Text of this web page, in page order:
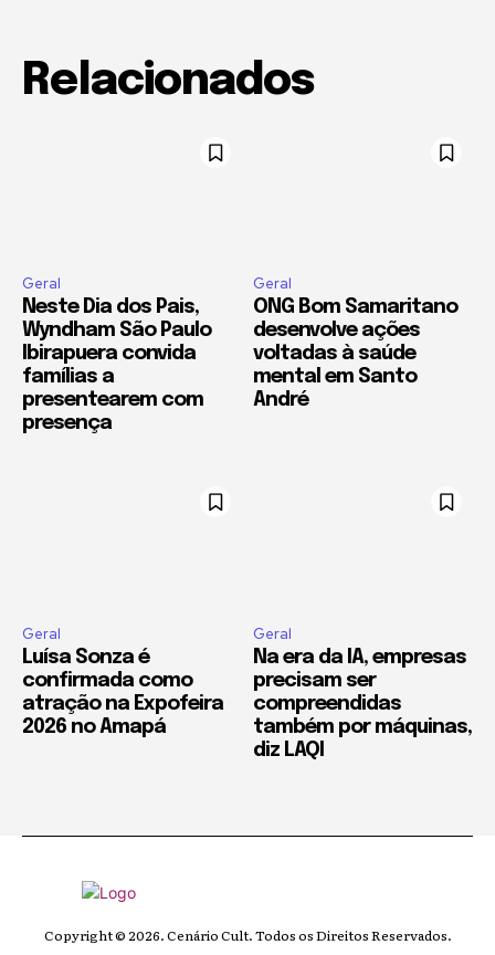
Relacionados
Geral
Neste Dia dos Pais,
Wyndham São Paulo
Ibirapuera convida
famílias a
presentearem com
presença
Geral
ONG Bom Samaritano
desenvolve ações
voltadas à saúde
mental em Santo
André
Geral
Luísa Sonza é
confirmada como
atração na Expofeira
2026 no Amapá
Geral
Na era da IA, empresas
precisam ser
compreendidas
também por máquinas,
diz LAQI
Copyright © 2026. Cenário Cult. Todos os Direitos Reservados.